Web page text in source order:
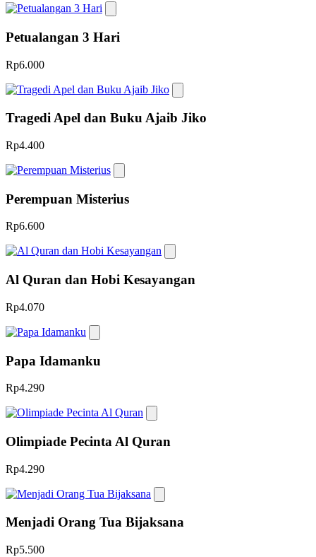
Petualangan 3 Hari
Rp6.000
Tragedi Apel dan Buku Ajaib Jiko
Rp4.400
Perempuan Misterius
Rp6.600
Al Quran dan Hobi Kesayangan
Rp4.070
Papa Idamanku
Rp4.290
Olimpiade Pecinta Al Quran
Rp4.290
Menjadi Orang Tua Bijaksana
Rp5.500